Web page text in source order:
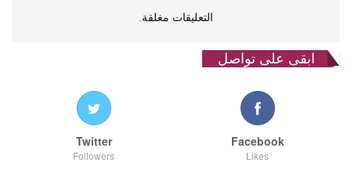
التعليقات مغلقة.
ابقى على تواصل
Facebook
Likes
Twitter
Followers